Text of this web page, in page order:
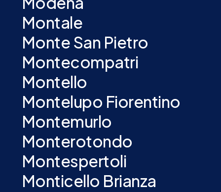
Montale
Monte San Pietro
Montecompatri
Montello
Montelupo Fiorentino
Montemurlo
Monterotondo
Montespertoli
Monticello Brianza